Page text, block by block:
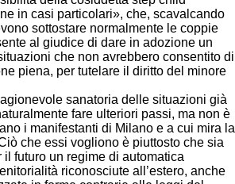
in casi particolari», che, scavalcando
sottostare normalmente le coppie
al giudice di dare in adozione un
che non avrebbero consentito di
piena, per tutelare il diritto del minore
sanatoria delle situazioni già
fare ulteriori passi, ma non è
i manifestanti di Milano e a cui mira la
che essi vogliono è piuttosto che sia
futuro un regime di automatica
riconosciute all’estero, anche